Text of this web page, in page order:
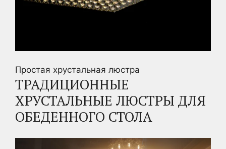
Простая хрустальная люстра
ТРАДИЦИОННЫЕ
ХРУСТАЛЬНЫЕ ЛЮСТРЫ ДЛЯ
ОБЕДЕННОГО СТОЛА